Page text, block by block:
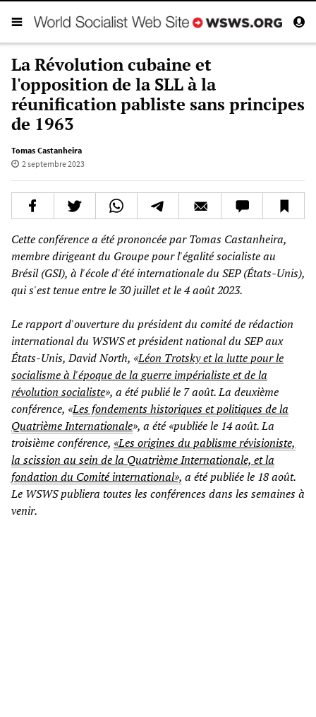
La Révolution cubaine et
l'opposition de la SLL à la
réunification pabliste sans principes
de 1963
Tomas Castanheira
2 septembre 2023
Cette conférence a été prononcée par Tomas Castanheira,
membre dirigeant du Groupe pour l'égalité socialiste au
Brésil (GSI), à l'école d'été internationale du SEP (États-Unis),
qui s'est tenue entre le 30 juillet et le 4 août 2023.
Le rapport d'ouverture du président du comité de rédaction
international du WSWS et président national du SEP aux
États-Unis, David North, «Léon Trotsky et la lutte pour le
socialisme à l'époque de la guerre impérialiste et de la
révolution socialiste», a été publié le 7 août. La deuxième
conférence, «Les fondements historiques et politiques de la
Quatrième Internationale», a été «publiée le 14 août. La
troisième conférence, «Les origines du pablisme révisioniste,
la scission au sein de la Quatrième Internationale, et la
fondation du Comité international», a été publiée le 18 août.
Le WSWS publiera toutes les conférences dans les semaines à
venir.